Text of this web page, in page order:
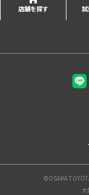
店舗を探す
©OSAKA